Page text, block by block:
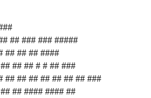
## ### ### #####
## ## ## ####
## ## # # ## ###
## ## ## ## ## ## ## ###
## #### #### ##